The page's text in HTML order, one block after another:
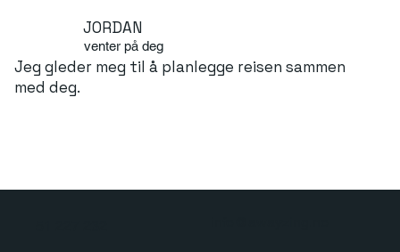
JORDAN
venter på deg
Jeg gleder meg til å planlegge reisen sammen
med deg.